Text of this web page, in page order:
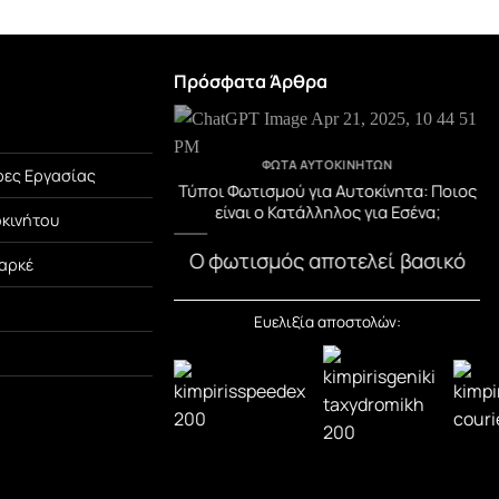
Εργασίας
Πρόσφατα Άρθρα
ΦΏΤΑ ΑΥΤΟΚΙΝΉΤΩΝ
Τύποι Φωτισμού για Αυτοκίνητα: Ποιος
είναι ο Κατάλληλος για Εσένα;
Ο φωτισμός αποτελεί βασικό
στοιχείο ασφάλειας στο
αυτοκίνητο. Εκτός από την
ορατότητα, [...]
PPF! Η Αόρατη
σου.
PPF; Η PPF
Film) είναι μια
[...]
Ευελιξία αποστολών: